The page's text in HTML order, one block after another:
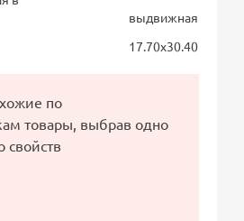
выдвижная
17.70х30.40
по
товары, выбрав одно
свойств